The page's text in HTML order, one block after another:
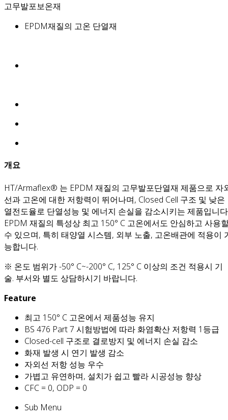
고무발포보온재
EPDM재질의 고온 단열재
개요
HT/Armaflex® 는 EPDM 재질의 고무발포단열재 제품으로 자
선과 고온에 대한 저항력이 뛰어나며, Closed Cell 구조 및 낮은
열전도율로 단열성능 및 에너지 손실을 감소시키는 제품입니
EPDM 재질의 특성상 최고 150° C 고온에서도 안심하고 사용
수 있으며, 특히 태양열 시스템, 외부 노출, 고온배관에 적용이
능합니다.
※ 온도 범위가 -50° C~-200° C, 125° C 이상의 조건 적용시 기
술. 부서와 별도 상담하시기 바랍니다.
Feature
최고 150° C 고온에서 제품성능 유지
BS 476 Part 7 시험방법에 따라 화염확산 저항력 1등급
Closed-cell 구조로 결로방지 및 에너지 손실 감소
화재 발생 시 연기 발생 감소
자외선 저항 성능 우수
가볍고 유연하며, 설치가 쉽고 빨라 시공성능 향상
CFC = 0, ODP = 0
Sub Menu